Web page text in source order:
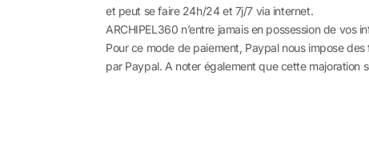
et peut se faire 24h/24 et 7j/7 via internet.
ARCHIPEL360 n’entre jamais en possession de
Pour ce mode de paiement, Paypal nous impose
par Paypal. A noter également que cette majoration